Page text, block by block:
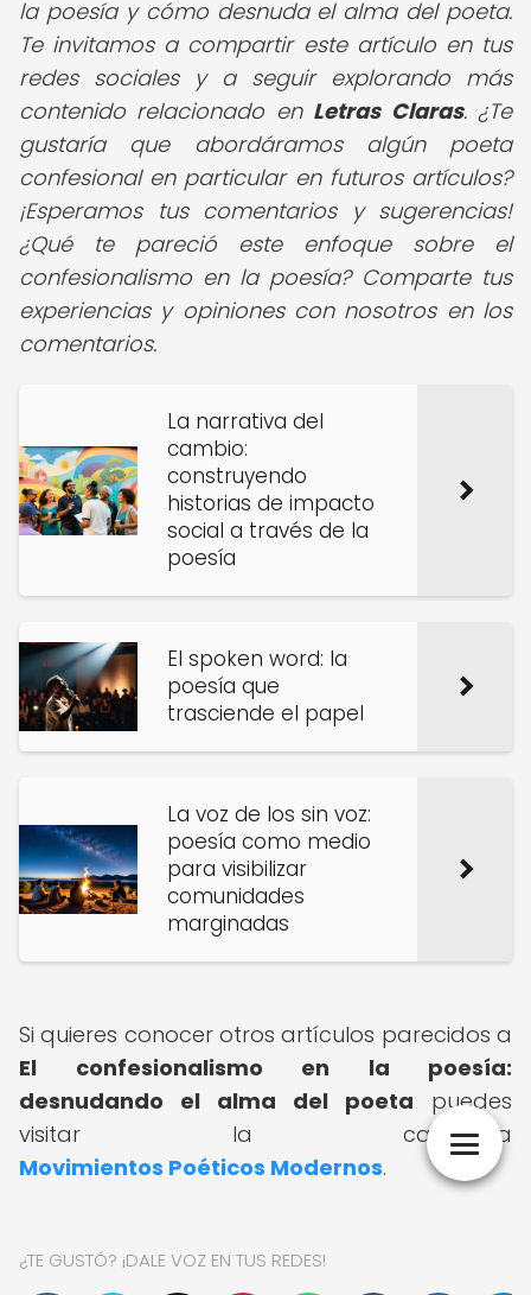
la poesía y cómo desnuda el alma del poeta.
Te invitamos a compartir este artículo en tus
redes sociales y a seguir explorando más
contenido relacionado en Letras Claras. ¿Te
gustaría que abordáramos algún poeta
confesional en particular en futuros artículos?
¡Esperamos tus comentarios y sugerencias!
¿Qué te pareció este enfoque sobre el
confesionalismo en la poesía? Comparte tus
experiencias y opiniones con nosotros en los
comentarios.
La narrativa del
cambio:
construyendo
historias de impacto
social a través de la
poesía
El spoken word: la
poesía que
trasciende el papel
La voz de los sin voz:
poesía como medio
para visibilizar
comunidades
marginadas
Si quieres conocer otros artículos parecidos a
El confesionalismo en la poesía:
desnudando el alma del poeta puedes
visitar la categoría
Movimientos Poéticos Modernos.
¿TE GUSTÓ? ¡DALE VOZ EN TUS REDES!